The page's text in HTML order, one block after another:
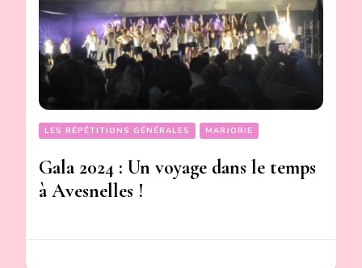
LES RÉPÉTITIONS GÉNÉRALES MARJORIE
Gala 2024 : Un voyage dans le temps
à Avesnelles !